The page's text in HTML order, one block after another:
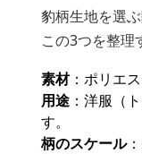
豹柄生地を選
この3つを整理
素材：ポリエ
用途 ：洋服（
す。
柄のスケール